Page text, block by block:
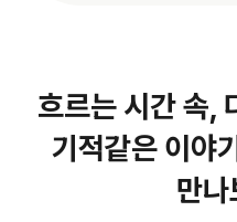
흐르는 시간 속,
기적같은 이야
만